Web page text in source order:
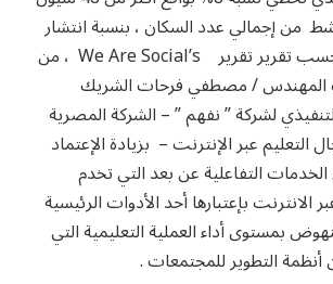
من إجمالي عدد السكان ، بنسبة انتشار
تصل إلى 52% بحسب تقرير تقرير We Are Social’s ، من
المهندس / مصطفي فرحات الشريك
لشركة ” نفهم ” – الشركة المصرية
عبر الإنترنت – بزيادة الإعتماد
الخدمات التفاعلية عن بعد التي تخدم
بإعتبارها أحد الأدوات الرئيسية
بمستوى أداء العملية التعليمية التي
أنظمة التطوير للمجتمعات .